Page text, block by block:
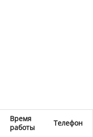
Время
работы
Телефон